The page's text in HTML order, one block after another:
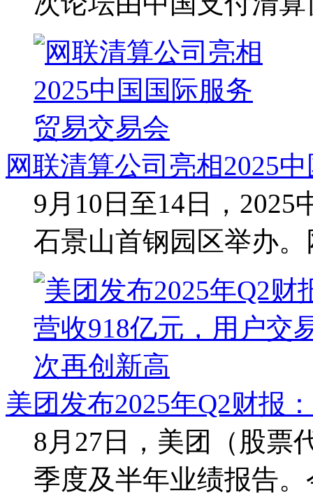
网联清算公司亮相2025
9月10日至14日，
石景山首钢园区举办
美团发布2025年Q2财报
8月27日，美团（股票
季度及半年业绩报告